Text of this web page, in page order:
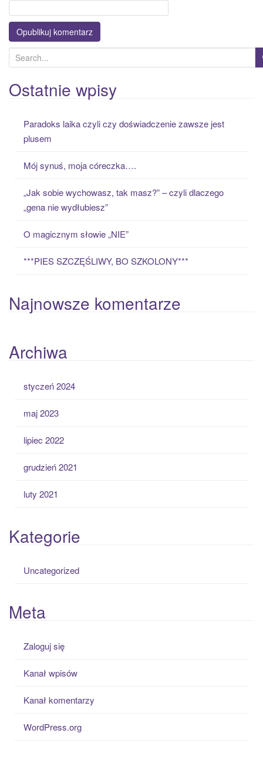
e
a
r
Ostatnie wpisy
Paradoks laika czyli czy doświadczenie zawsze jest
plusem
Mój synuś, moja córeczka….
„Jak sobie wychowasz, tak masz?” – czyli dlaczego
„gena nie wydłubiesz”
O magicznym słowie „NIE”
***PIES SZCZĘŚLIWY, BO SZKOLONY***
Najnowsze komentarze
Archiwa
styczeń 2024
maj 2023
lipiec 2022
grudzień 2021
luty 2021
Kategorie
Uncategorized
Meta
Zaloguj się
Kanał wpisów
Kanał komentarzy
WordPress.org